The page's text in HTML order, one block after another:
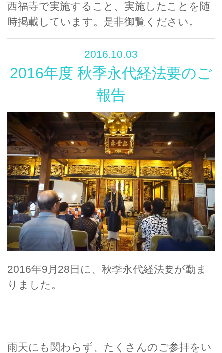
西福寺で実施すること、実施したことを随
時掲載しています。是非御覧ください。
2016.10.03
2016年度 秋季永代経法要のご
報告
2016年9月28日に、秋季永代経法要が勤ま
りました。
雨天にも関わらず、たくさんのご参拝をい